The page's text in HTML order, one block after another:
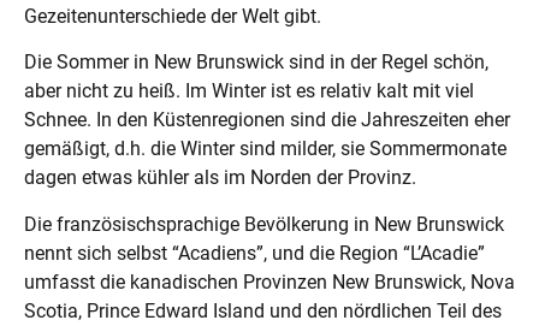
Gezeitenunterschiede der Welt gibt.
Die Sommer in New Brunswick sind in der Regel schön,
aber nicht zu heiß. Im Winter ist es relativ kalt mit viel
Schnee. In den Küstenregionen sind die Jahreszeiten eher
gemäßigt, d.h. die Winter sind milder, sie Sommermonate
dagen etwas kühler als im Norden der Provinz.
Die französischsprachige Bevölkerung in New Brunswick
nennt sich selbst “Acadiens”, und die Region “L’Acadie”
umfasst die kanadischen Provinzen New Brunswick, Nova
Scotia, Prince Edward Island und den nördlichen Teil des